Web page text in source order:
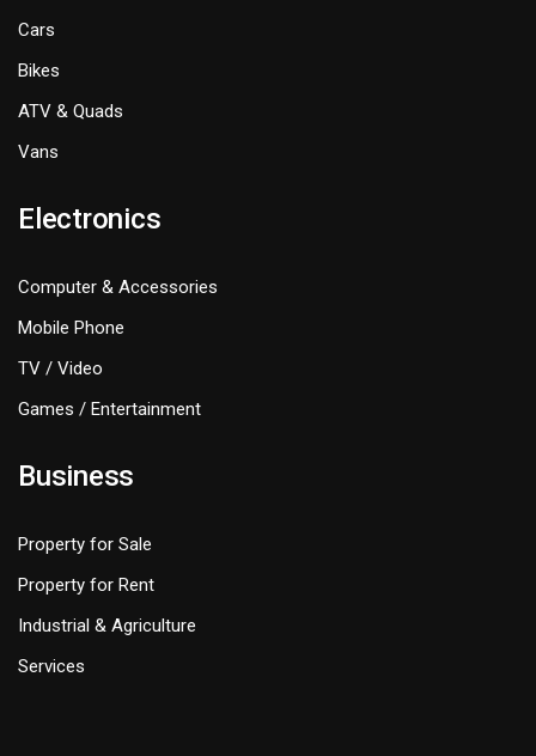
Cars
Bikes
ATV & Quads
Vans
Electronics
Computer & Accessories
Mobile Phone
TV / Video
Games / Entertainment
Business
Property for Sale
Property for Rent
Industrial & Agriculture
Services